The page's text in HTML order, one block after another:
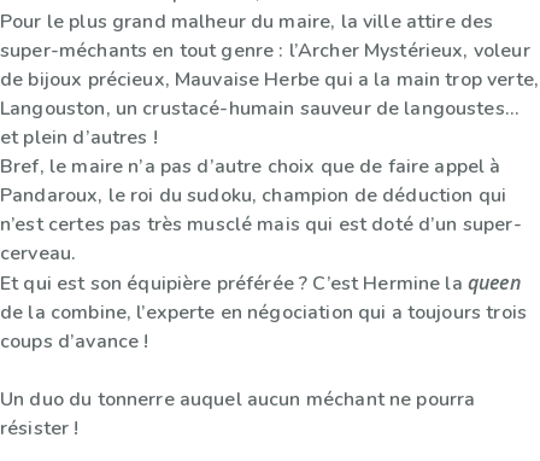
Pour le plus grand malheur du maire, la ville attire des
super-méchants en tout genre : l’Archer Mystérieux, voleur
de bijoux précieux, Mauvaise Herbe qui a la main trop verte,
Langouston, un crustacé-humain sauveur de langoustes…
et plein d’autres !
Bref, le maire n’a pas d’autre choix que de faire appel à
Pandaroux, le roi du sudoku, champion de déduction qui
n’est certes pas très musclé mais qui est doté d’un super-
cerveau.
Et qui est son équipière préférée ? C’est Hermine la queen
de la combine, l’experte en négociation qui a toujours trois
coups d’avance !
Un duo du tonnerre auquel aucun méchant ne pourra
résister !